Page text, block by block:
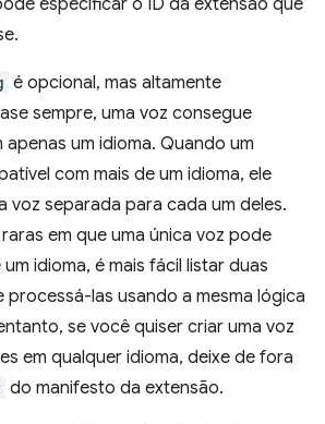
especificar o ID da extensão que
é opcional, mas altamente
sempre, uma voz consegue
um idioma. Quando um
com mais de um idioma, ele
voz separada para cada um deles.
em que uma única voz pode
idioma, é mais fácil listar duas
processá-las usando a mesma lógica
se você quiser criar uma voz
em qualquer idioma, deixe de fora
do manifesto da extensão.